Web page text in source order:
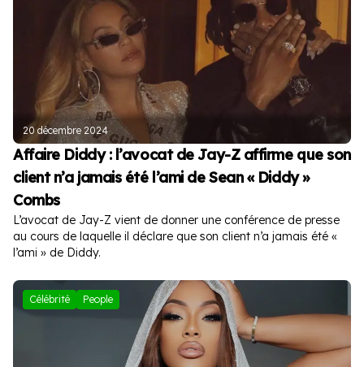
20 décembre 2024
Affaire Diddy : l’avocat de Jay-Z affirme que son
client n’a jamais été l’ami de Sean « Diddy »
Combs
L’avocat de Jay-Z vient de donner une conférence de presse
au cours de laquelle il déclare que son client n’a jamais été «
l’ami » de Diddy.
Célébrité People